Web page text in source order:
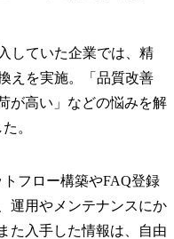
していた企業では、精
えを実施。「品質改善
が高い」などの悩みを解
。
フロー構築やFAQ登録
運用やメンテナンスにか
た入手した情報は、自由